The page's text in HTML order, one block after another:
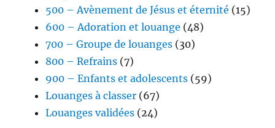
500 – Avènement de Jésus et éternité (15)
600 – Adoration et louange (48)
700 – Groupe de louanges (30)
800 – Refrains (7)
900 – Enfants et adolescents (59)
Louanges à classer (67)
Louanges validées (24)